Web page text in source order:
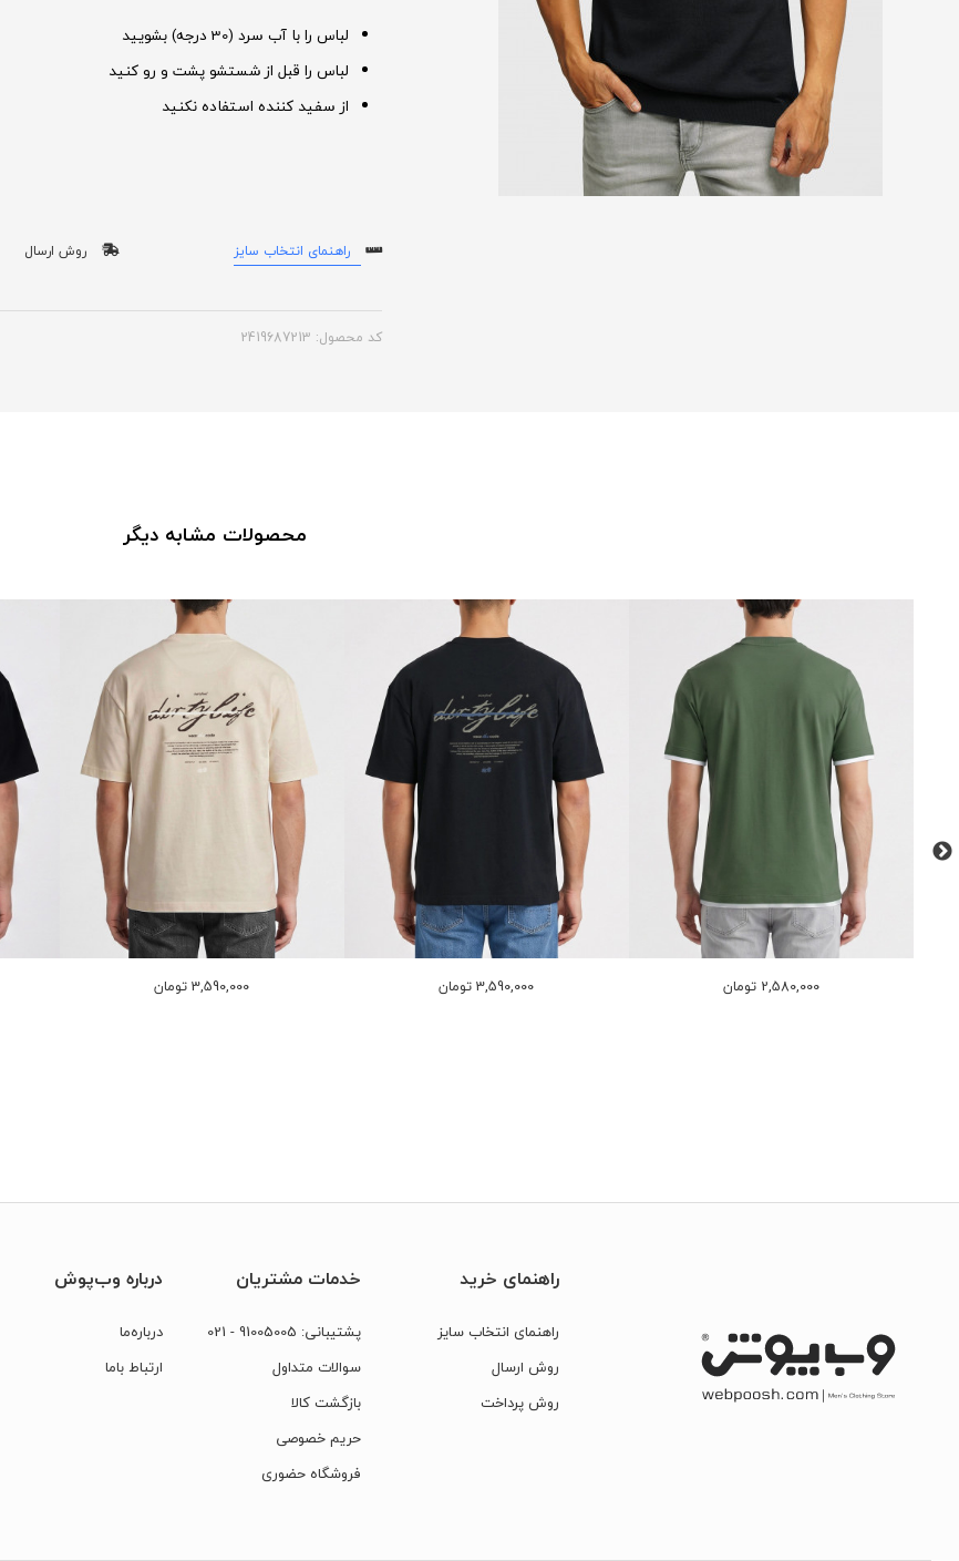
لباس را با آب سرد (30 درجه) بشویید
لباس را قبل از شستشو پشت و رو کنید
از سفید کننده استفاده نکنید
راهنمای انتخاب سایز روش ارسال
کد محصول: 2419687213
محصولات مشابه دیگر
3,590,000 تومان 3,590,000 تومان 2,580,000 تومان
راهنمای خرید
راهنمای انتخاب سایز
روش ارسال
روش پرداخت
خدمات مشتریان
پشتیبانی: 91005005
- 021
سوالات متداول
بازگشت کالا
حریم خصوصی
فروشگاه حضوری
درباره وب‌پوش
درباره‌ما
ارتباط‌ با‌ما